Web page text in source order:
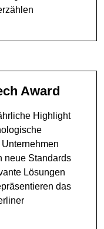
Award
Highlight
neue Standards
Lösungen
das